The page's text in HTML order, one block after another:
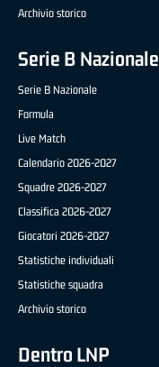
Archivio storico
Serie B Nazionale
Serie B Nazionale
Formula
Live Match
Calendario 2026-2027
Squadre 2026-2027
Classifica 2026-2027
Giocatori 2026-2027
Statistiche individuali
Statistiche squadra
Archivio storico
Dentro LNP